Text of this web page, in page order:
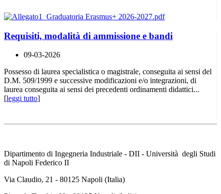
Requisiti, modalità di ammissione e bandi
09-03-2026
Possesso di laurea specialistica o magistrale, conseguita ai sensi del
D.M. 509/1999 e successive modificazioni e/o integrazioni, di
laurea conseguita ai sensi dei precedenti ordinamenti didattici...
[leggi tutto]
Dipartimento di Ingegneria Industriale - DII - Università degli Studi
di Napoli Federico II
Via Claudio, 21 - 80125 Napoli (Italia)